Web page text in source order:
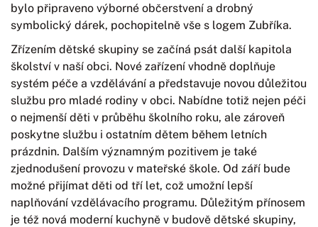
bylo připraveno výborné občerstvení a drobný
symbolický dárek, pochopitelně vše s logem Zubříka.
Zřízením dětské skupiny se začíná psát další kapitola
školství v naší obci. Nové zařízení vhodně doplňuje
systém péče a vzdělávání a představuje novou důležitou
službu pro mladé rodiny v obci. Nabídne totiž nejen péči
o nejmenší děti v průběhu školního roku, ale zároveň
poskytne službu i ostatním dětem během letních
prázdnin. Dalším významným pozitivem je také
zjednodušení provozu v mateřské škole. Od září bude
možné přijímat děti od tří let, což umožní lepší
naplňování vzdělávacího programu. Důležitým přínosem
je též nová moderní kuchyně v budově dětské skupiny,